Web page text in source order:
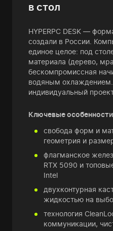
в стол
HYPERPC DESK —
создали в России.
единое целое: под
материала (дерево,
бескомпромиссная
водяным
индивидуальный
Ключевые особенности
свобода форм и
геометрия и
флагманское
RTX 5090 и
Intel
двухконтурная
жидкостью на
технология
коммуникации,